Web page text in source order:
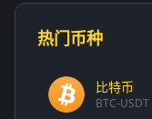
热门币种
比特币
BTC-USDT